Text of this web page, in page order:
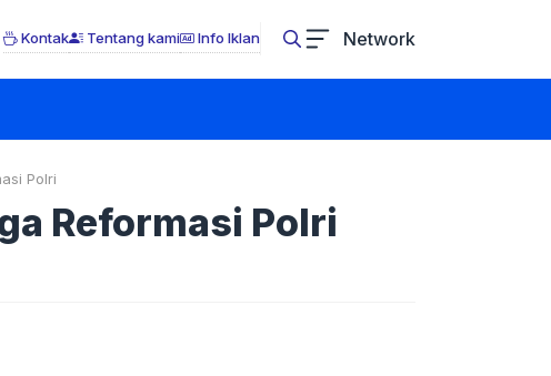
Kontak Tentang kami Info Iklan Network
Polri
Reformasi Polri